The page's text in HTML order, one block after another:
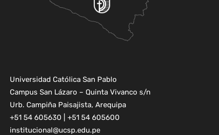
Universidad Católica San Pablo
Campus San Lázaro – Quinta Vivanco s/n
Urb. Campiña Paisajista, Arequipa
+51 54 605630 | +51 54 605600
institucional@ucsp.edu.pe